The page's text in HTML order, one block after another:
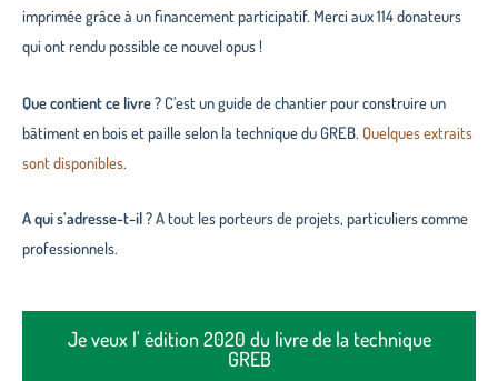
imprimée grâce à un financement participatif. Merci aux 114 donateurs
qui ont rendu possible ce nouvel opus !
Que contient ce livre ? C’est un guide de chantier pour construire un
bâtiment en bois et paille selon la technique du GREB. Quelques extraits
sont disponibles.
A qui s’adresse-t-il ?A tout les porteurs de projets, particuliers comme
professionnels.
Je veux l' édition 2020 du livre de la technique
GREB